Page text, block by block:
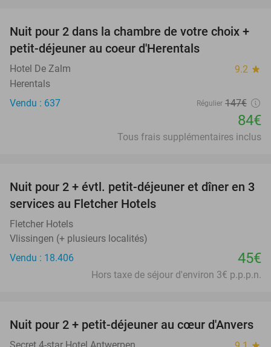
43%
Nuit pour 2 dans la chambre de votre choix +
petit-déjeuner au coeur d'Herentals
Hotel De Zalm 9.2 star
Herentals
Vendu : 637
Régulier 147€
84€
Tous frais supplémentaires inclus
Nuit pour 2 + évtl. petit-déjeuner et dîner en 3
services au Fletcher Hotels
Fletcher Hotels
Vlissingen (+ plusieurs localités)
Vendu : 18.406
45€
Hors taxe de séjour d'environ 3€ p.p.p.n.
46%
Nuit pour 2 + petit-déjeuner au cœur d'Anvers